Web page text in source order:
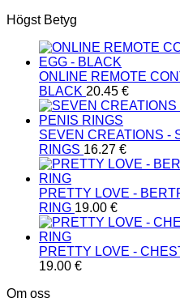
Högst Betyg
ONLINE REMOTE
BLACK 20.45 €
SEVEN CREATIONS -
RINGS 16.27 €
PRETTY LOVE -
RING 19.00 €
PRETTY LOVE -
19.00 €
Om oss